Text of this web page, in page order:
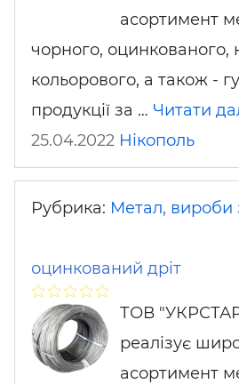
асортимент
чорного, оцинкованого,
кольорового, а також -
продукції за … Читати
25.04.2022 Нікополь
Рубрика: Метал, вироби
оцинкований дріт
ТОВ
реалізує
асортимент